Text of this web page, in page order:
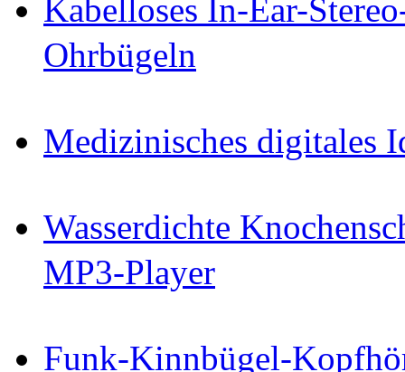
Kabelloses In-Ear-
Ohrbügeln
Medizinisches digitales
Wasserdichte
MP3-Player
Funk-Kinnbügel-